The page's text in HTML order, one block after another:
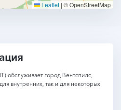
Leaflet | © OpenStreetMap
обслуживает город Вентспилс,
внутренних, так и для некоторых